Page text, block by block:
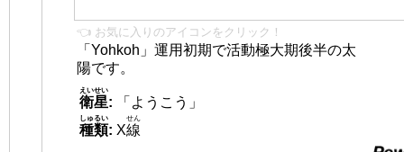
👈 お気に入りのアイコンをクリック！
「Yohkoh」運用初期で活動極大期後半の太
陽です。
衛星
えいせい
:
「ようこう」
種類
しゅるい
: X線
せん